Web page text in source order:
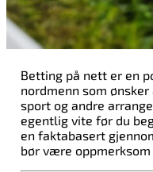
Betting på nett er en
nordmenn som
sport og andre
egentlig vite før du
en faktabasert
bør være oppmerksom